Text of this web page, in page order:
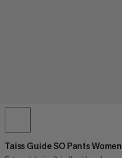
Taiss Guide SO Pants Women